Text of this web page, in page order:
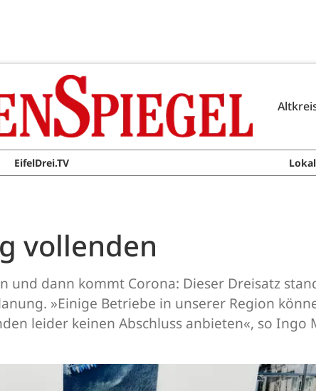
EifelDrei.TV
vollenden
und dann kommt Corona: Dieser Dreisatz
»Einige Betriebe in unserer Region
leider keinen Abschluss anbieten«, so Ingo